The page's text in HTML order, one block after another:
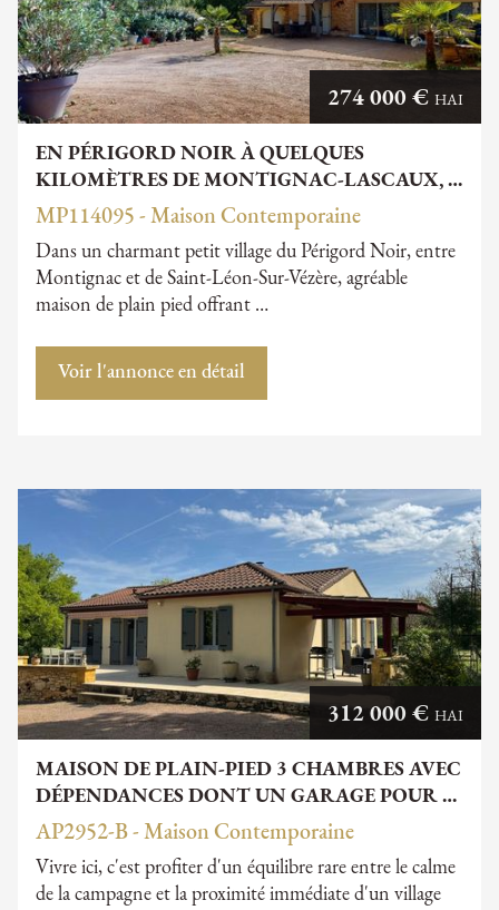
EN PÉRIGORD NOIR À QUELQUES
KILOMÈTRES DE MONTIGNAC-LASCAUX, …
274 000 € HAI
MP114095 - Maison Contemporaine
Dans un charmant petit village du Périgord Noir, entre
Montignac et de Saint-Léon-Sur-Vézère, agréable
maison de plain pied offrant …
Voir l'annonce en détail
MAISON DE PLAIN-PIED 3 CHAMBRES AVEC
DÉPENDANCES DONT UN GARAGE POUR …
312 000 € HAI
AP2952-B - Maison Contemporaine
Vivre ici, c'est profiter d'un équilibre rare entre le calme
de la campagne et la proximité immédiate d'un village